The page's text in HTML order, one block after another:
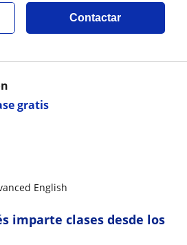
Contactar
gratis
English
imparte clases desde los